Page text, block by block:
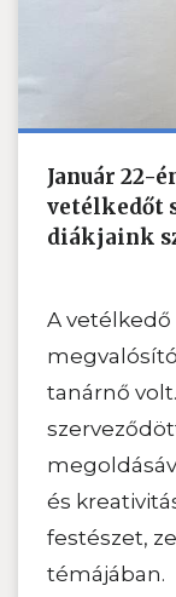
Január 22-
vetélkedőt
diákjaink
A
tanárnő
és
festészet,
témájában.